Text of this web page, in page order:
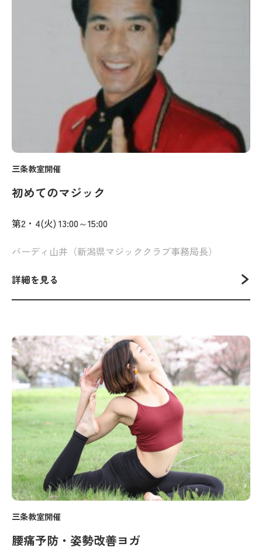
三条教室開催
初めてのマジック
第2・4(火) 13:00～15:00
バーディ山井（新潟県マジッククラブ事務局長）
詳細を見る
三条教室開催
腰痛予防・姿勢改善ヨガ